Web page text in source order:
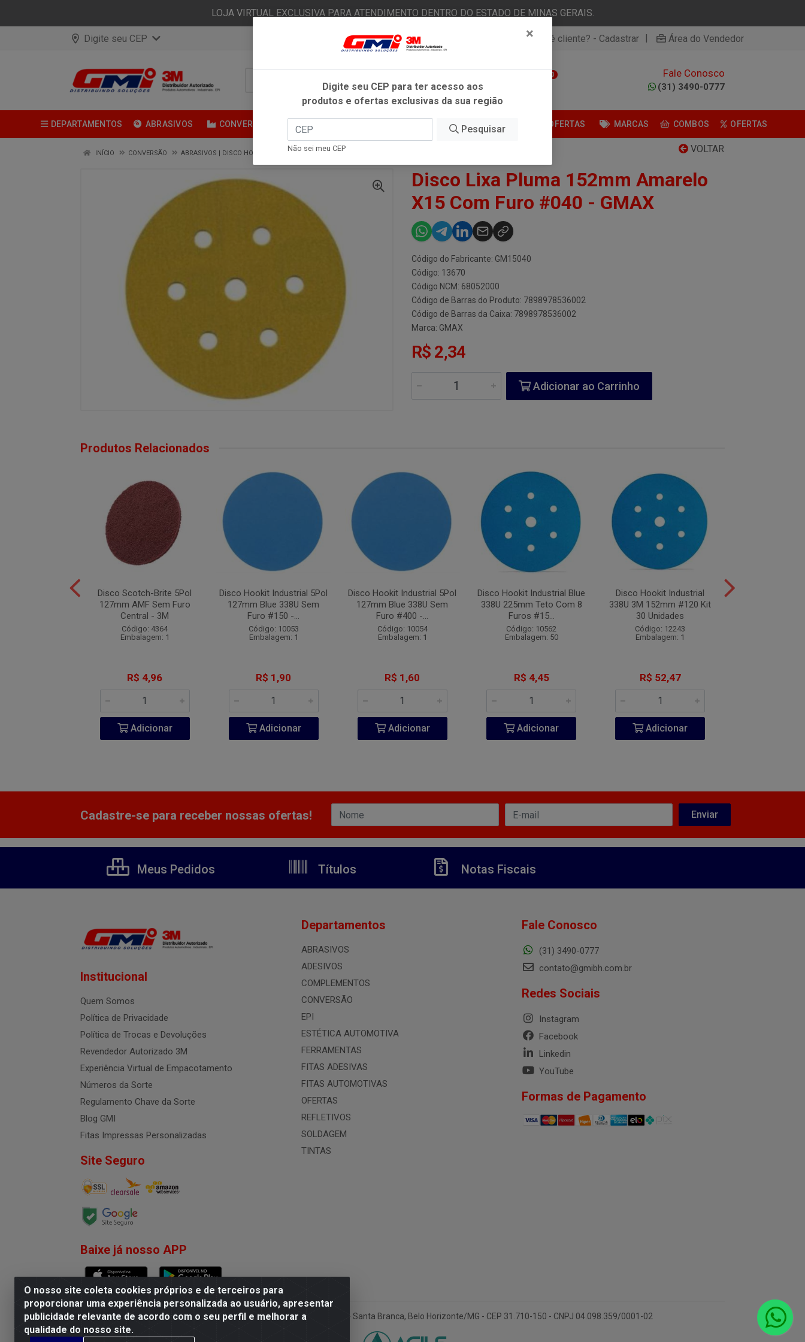
LOJA VIRTUAL EXCLUSIVA PARA ATENDIMENTO DENTRO DO ESTADO DE MINAS GERAIS.
Digite seu CEP Já é cliente? - Entrar Não é cliente? - Cadastrar | Área do Vendedor
0 Fale Conosco
(31) 3490-0777
DEPARTAMENTOS ABRASIVOS CONVERSÃO FITAS ADESIVAS ESTÉTICA AUTOMOTIVA OFERTAS MARCAS COMBOS OFERTAS
VOLTAR
INÍCIO CONVERSÃO ABRASIVOS | DISCO HOOKIT DISCO LIXA PLUMA 152MM AMARELO X15 COM FURO #040 - GMAX
Disco Lixa Pluma 152mm Amarelo
X15 Com Furo #040 - GMAX
Código do Fabricante: GM15040
Código: 13670
Código NCM: 68052000
Código de Barras do Produto: 7898978536002
Código de Barras da Caixa: 7898978536002
Marca: GMAX
R$ 2,34
Adicionar ao Carrinho
Produtos Relacionados
Disco Scotch-Brite 5Pol
127mm AMF Sem Furo
Central - 3M
Código: 4364
Embalagem: 1
R$ 4,96
Adicionar
Disco Hookit Industrial 5Pol
127mm Blue 338U Sem
Furo #150 -...
Código: 10053
Embalagem: 1
R$ 1,90
Adicionar
Disco Hookit Industrial 5Pol
127mm Blue 338U Sem
Furo #400 -...
Código: 10054
Embalagem: 1
R$ 1,60
Adicionar
Disco Hookit Industrial Blue
338U 225mm Teto Com 8
Furos #15...
Código: 10562
Embalagem: 50
R$ 4,45
Adicionar
Disco Hookit Industrial
338U 3M 152mm #120 Kit
30 Unidades
Código: 12243
Embalagem: 1
R$ 52,47
Adicionar
O nosso site coleta cookies próprios e de terceiros para
proporcionar uma experiência personalizada ao usuário, apresentar
publicidade relevante de acordo com o seu perfil e melhorar a
qualidade do nosso site.
Cadastre-se para receber nossas ofertas!
Meus Pedidos Títulos Notas Fiscais
Institucional
Quem Somos
Política de Privacidade
Política de Trocas e Devoluções
Revendedor Autorizado 3M
Experiência Virtual de Empacotamento
Números da Sorte
Regulamento Chave da Sorte
Blog GMI
Fitas Impressas Personalizadas
Site Seguro
Baixe já nosso APP
Departamentos
ABRASIVOS
ADESIVOS
COMPLEMENTOS
CONVERSÃO
EPI
ESTÉTICA AUTOMOTIVA
FERRAMENTAS
FITAS ADESIVAS
FITAS AUTOMOTIVAS
OFERTAS
REFLETIVOS
SOLDAGEM
TINTAS
Fale Conosco
(31) 3490-0777
contato@gmibh.com.br
Redes Sociais
Instagram
Facebook
Linkedin
YouTube
Formas de Pagamento
G.M.I. Distribuidora LTDA - Rua Conselheiro Pena, 50 - Santa Branca, Belo Horizonte/MG - CEP 31.710-150 - CNPJ 04.098.359/0001-02
×
Digite seu CEP para ter acesso aos
produtos e ofertas exclusivas da sua região
Pesquisar
Não sei meu CEP